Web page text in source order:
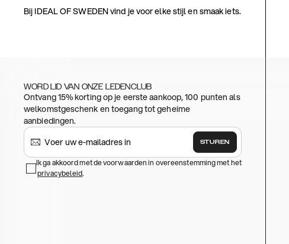
Bij IDEAL OF SWEDEN vind je voor elke stijl en smaak iets.
WORD LID VAN ONZE LEDENCLUB
Ontvang 15% korting op je eerste aankoop, 100 punten als
welkomstgeschenk en toegang tot geheime
aanbiedingen.
STUREN
Ik ga akkoord met de voorwaarden in overeenstemming met het
privacybeleid.